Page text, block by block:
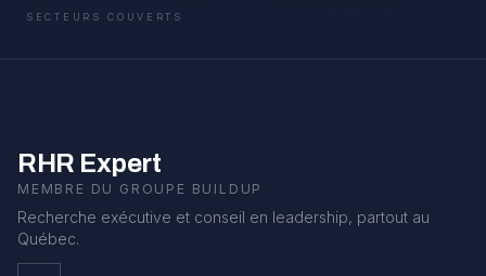
SECTEURS COUVERTS
RHR Expert
MEMBRE DU GROUPE BUILDUP
Recherche exécutive et conseil en leadership, partout au
Québec.